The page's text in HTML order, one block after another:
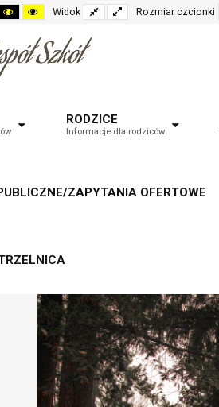
High
contrast
yellow
mode
High
contrast
black
mode
Widok
Fixed
layout
Wide
layout
Rozmiar czcionki
RODZICE
Informacje dla rodziców
ZAPYTANIA OFERTOWE